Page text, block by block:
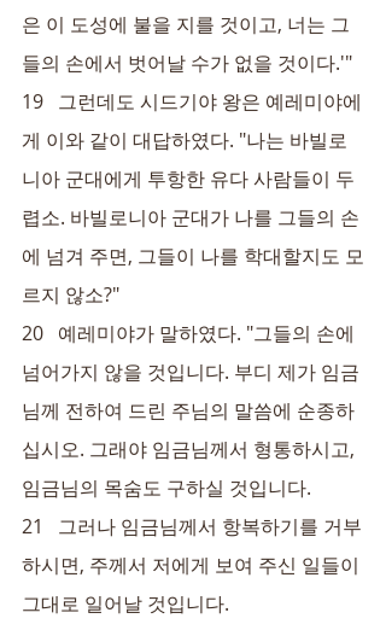
은 이 도성에 불을 지를 것이고, 너는 그
들의 손에서 벗어날 수가 없을 것이다.'"
19   그런데도 시드기야 왕은 예레미야에
게 이와 같이 대답하였다. "나는 바빌로
니아 군대에게 투항한 유다 사람들이 두
렵소. 바빌로니아 군대가 나를 그들의 손
에 넘겨 주면, 그들이 나를 학대할지도 모
르지 않소?"
20   예레미야가 말하였다. "그들의 손에
넘어가지 않을 것입니다. 부디 제가 임금
님께 전하여 드린 주님의 말씀에 순종하
십시오. 그래야 임금님께서 형통하시고,
임금님의 목숨도 구하실 것입니다.
21   그러나 임금님께서 항복하기를 거부
하시면, 주께서 저에게 보여 주신 일들이
그대로 일어날 것입니다.